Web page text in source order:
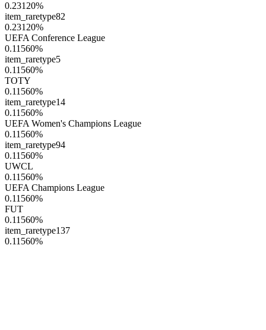
0.23120%
item_raretype82
0.23120%
UEFA Conference League
0.11560%
item_raretype5
0.11560%
TOTY
0.11560%
item_raretype14
0.11560%
UEFA Women's Champions League
0.11560%
item_raretype94
0.11560%
UWCL
0.11560%
UEFA Champions League
0.11560%
FUT
0.11560%
item_raretype137
0.11560%